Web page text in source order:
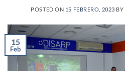
POSTED ON 15 FEBRERO, 2023 BY
15
Feb